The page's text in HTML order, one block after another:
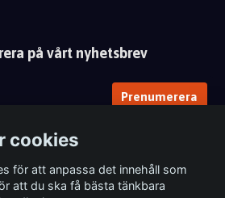
på vårt nyhetsbrev
Prenumerera
cookies
för att anpassa det innehåll som
att du ska få bästa tänkbara